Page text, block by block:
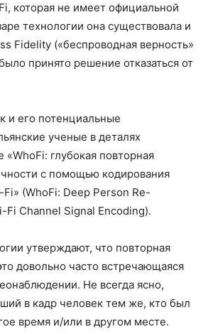
которая не имеет официальной
технологии она существовала и
Fidelity («беспроводная верность»
принято решение отказаться от
и его потенциальные
ученые в деталях
«WhoFi: глубокая повторная
с помощью кодирования
Fi» (WhoFi: Deep Person Re-
Fi Channel Signal Encoding).
утверждают, что повторная
довольно часто встречающаяся
Не всегда ясно,
в кадр человек тем же, кто был
время и/или в другом месте.